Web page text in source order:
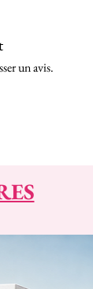
un avis.